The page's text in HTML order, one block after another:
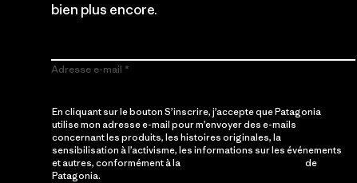
bien plus encore.
Adresse e-mail
En cliquant sur le bouton S’inscrire, j’accepte que Patagonia
utilise mon adresse e-mail pour m’envoyer des e-mails
concernant les produits, les histoires originales, la
sensibilisation à l’activisme, les informations sur les événements
et autres, conformément à la
de
Patagonia.